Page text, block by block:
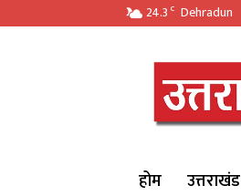
24.3 C Dehradun
होम उत्तराखंड